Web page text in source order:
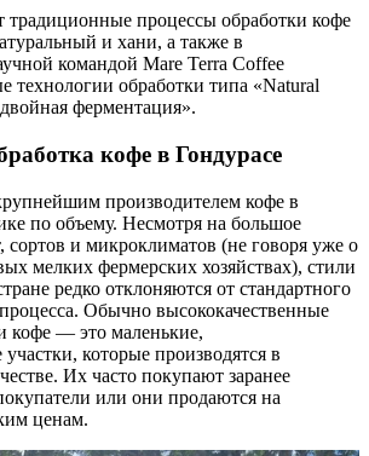
традиционные процессы обработки кофе
и хани, а также в
командой Mare Terra Coffee
технологии обработки типа «Natural
ферментация».
кофе в Гондурасе
производителем кофе в
по объему. Несмотря на большое
сортов и микроклиматов (не говоря уже о
мелких фермерских хозяйствах), стили
редко отклоняются от стандартного
Обычно высококачественные
кофе — это маленькие,
которые производятся в
Их часто покупают заранее
или они продаются на
ценам.